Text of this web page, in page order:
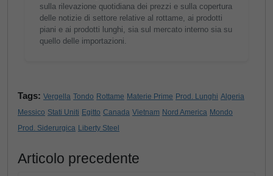
sulla rilevazione quotidiana dei prezzi e sulla copertura
delle notizie di settore relative al rottame, ai prodotti
piani e ai prodotti lunghi, sia sul mercato interno sia su
quello delle importazioni.
Tags: Vergella Tondo Rottame Materie Prime Prod. Lunghi Algeria
Messico Stati Uniti Egitto Canada Vietnam Nord America Mondo
Prod. Siderurgica Liberty Steel
Articolo precedente